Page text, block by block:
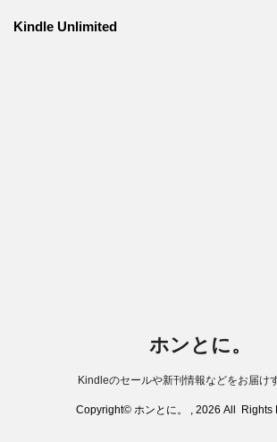
Kindle Unlimited
ホンとに。
Kindleのセールや新刊情報などをお届け
Copyright© ホンとに。 , 2026 All Rights